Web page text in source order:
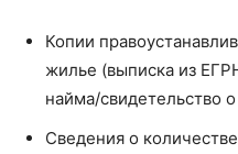
Копии
жилье (выписка из
найма/свидетельство
Сведения о